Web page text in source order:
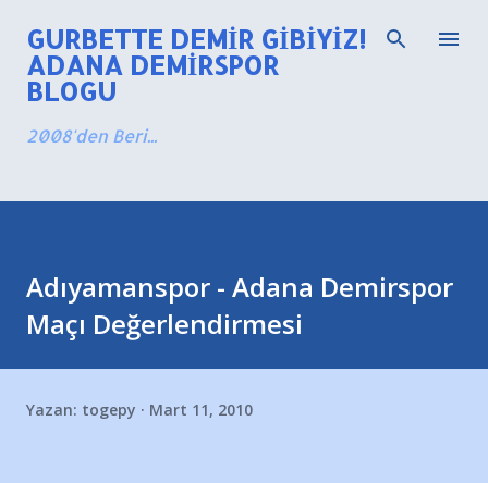
Ana içeriğe atla
GURBETTE DEMIR GIBIYIZ!
ADANA DEMIRSPOR
BLOGU
2008'den Beri...
Adıyamanspor - Adana Demirspor
Maçı Değerlendirmesi
Yazan: togepy Mart 11, 2010